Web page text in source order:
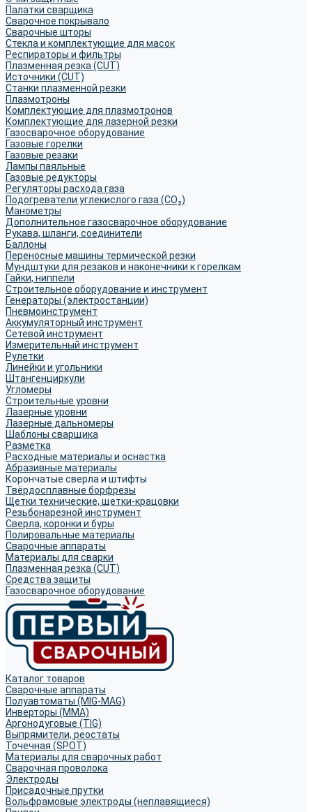
Палатки сварщика
Сварочное покрывало
Сварочные шторы
Стекла и комплектующие для масок
Респираторы и фильтры
Плазменная резка (CUT)
Источники (CUT)
Станки плазменной резки
Плазмотроны
Комплектующие для плазмотронов
Комплектующие для лазерной резки
Газосварочное оборудование
Газовые горелки
Газовые резаки
Лампы паяльные
Газовые редукторы
Регуляторы расхода газа
Подогреватели углекислого газа (CO₂)
Манометры
Дополнительное газосварочное оборудование
Рукава, шланги, соединители
Баллоны
Переносные машины термической резки
Мундштуки для резаков и наконечники к горелкам
Гайки, ниппели
Строительное оборудование и инструмент
Генераторы (электростанции)
Пневмоинструмент
Аккумуляторный инструмент
Сетевой инструмент
Измерительный инструмент
Рулетки
Линейки и угольники
Штангенциркули
Угломеры
Строительные уровни
Лазерные уровни
Лазерные дальномеры
Шаблоны сварщика
Разметка
Расходные материалы и оснастка
Абразивные материалы
Корончатые сверла и штифты
Твёрдосплавные борфрезы
Щетки технические, щетки-крацовки
Резьбонарезной инструмент
Сверла, коронки и буры
Полировальные материалы
Сварочные аппараты
Материалы для сварки
Плазменная резка (CUT)
Средства защиты
Газосварочное оборудование
Каталог товаров
Сварочные аппараты
Полуавтоматы (MIG-MAG)
Инверторы (MMA)
Аргонодуговые (TIG)
Выпрямители, реостаты
Точечная (SPOT)
Материалы для сварочных работ
Сварочная проволока
Электроды
Присадочные прутки
Вольфрамовые электроды (неплавящиеся)